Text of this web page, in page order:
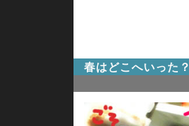
春はどこへいった？